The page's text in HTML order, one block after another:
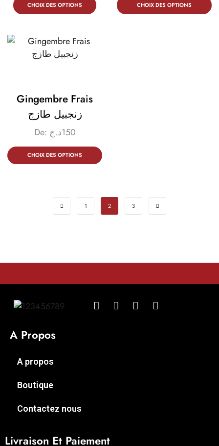
CHOIX DES OPTIONS CHOIX DES OPTIONS
Gingembre Frais
زنجبيل طازج
De: 150د.ج
CHOIX DES OPTIONS
1 2 3
A Propos
A propos
Boutique
Contactez nous
Livraison Et Paiement